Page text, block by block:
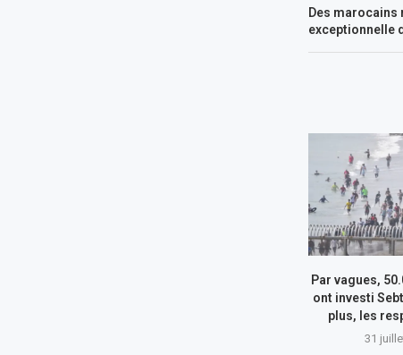
Des marocains
exceptionnelle
Par vagues,
ont investi
plus, les
31